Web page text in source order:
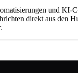
und
direkt aus